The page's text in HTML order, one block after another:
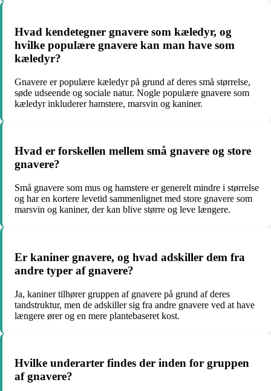
Hvad kendetegner gnavere som kæledyr, og
hvilke populære gnavere kan man have som
kæledyr?
Gnavere er populære kæledyr på grund af deres små størrelse,
søde udseende og sociale natur. Nogle populære gnavere som
kæledyr inkluderer hamstere, marsvin og kaniner.
Hvad er forskellen mellem små gnavere og store
gnavere?
Små gnavere som mus og hamstere er generelt mindre i størrelse
og har en kortere levetid sammenlignet med store gnavere som
marsvin og kaniner, der kan blive større og leve længere.
Er kaniner gnavere, og hvad adskiller dem fra
andre typer af gnavere?
Ja, kaniner tilhører gruppen af gnavere på grund af deres
tandstruktur, men de adskiller sig fra andre gnavere ved at have
længere ører og en mere plantebaseret kost.
Hvilke underarter findes der inden for gruppen
af gnavere?